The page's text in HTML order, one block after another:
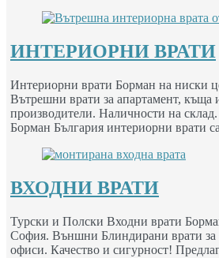
ИНТЕРИОРНИ ВРАТИ
Интериорни врати Борман на ниски
Вътрешни врати за апартамент, къща
производители. Наличности на
Борман България интериорни врати
ВХОДНИ ВРАТИ
Турски и Полски Входни врати
София. Външни Блиндирани врати за
офиси. Качество и сигурност!